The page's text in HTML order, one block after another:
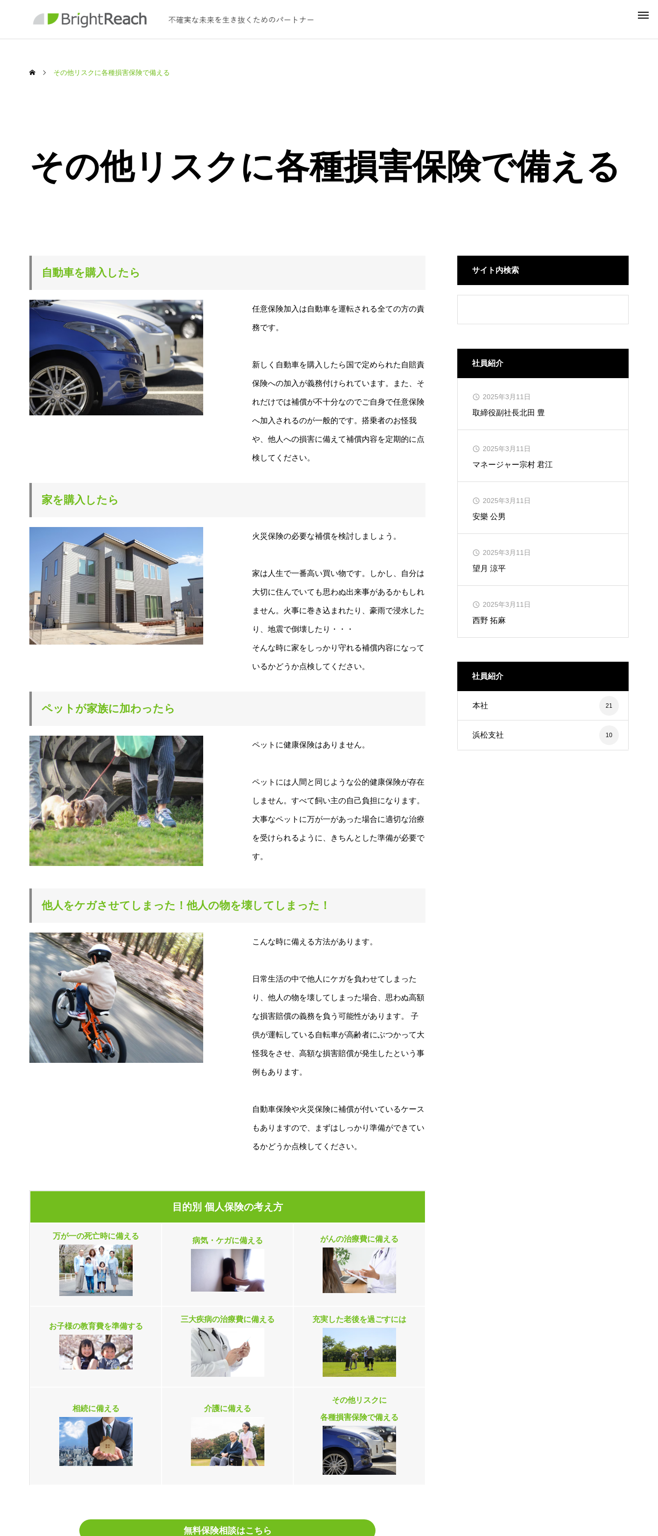
わたしたちの事業について
保険コンサルティ
ング
Insurance Consulting
Real Estate Career Advice
取締役副社長
マネージャー
安樂 公男 望月 涼平
その他リスクに各種損害保険で備える
その他リスクに各種損害保険で備える
自動車を購入したら
任意保険加入は自動車を運転される全ての方の責
務です。
新しく自動車を購入したら国で定められた自賠責
保険への加入が義務付けられています。また、そ
れだけでは補償が不十分なのでご自身で任意保険
へ加入されるのが一般的です。搭乗者のお怪我
や、他人への損害に備えて補償内容を定期的に点
検してください。
家を購入したら
火災保険の必要な補償を検討しましょう。
家は人生で一番高い買い物です。しかし、自分は
大切に住んでいても思わぬ出来事があるかもしれ
ません。火事に巻き込まれたり、豪雨で浸水した
り、地震で倒壊したり・・・
そんな時に家をしっかり守れる補償内容になって
いるかどうか点検してください。
ペットが家族に加わったら
ペットに健康保険はありません。
ペットには人間と同じような公的健康保険が存在
しません。すべて飼い主の自己負担になります。
大事なペットに万が一があった場合に適切な治療
を受けられるように、きちんとした準備が必要で
す。
他人をケガさせてしまった！他人の物を壊してしまった！
こんな時に備える方法があります。
日常生活の中で他人にケガを負わせてしまった
り、他人の物を壊してしまった場合、思わぬ高額
な損害賠償の義務を負う可能性があります。 子
供が運転している自転車が高齢者にぶつかって大
怪我をさせ、高額な損害賠償が発生したという事
例もあります。
自動車保険や火災保険に補償が付いているケース
もありますので、まずはしっかり準備ができてい
るかどうか点検してください。
目的別 個人保険の考え方
万が一の死亡時に備える
病気・ケガに備える がんの治療費に備える
お子様の教育費を準備する
三大疾病の治療費に備える 充実した老後を過ごすには
相続に備える 介護に備える
その他リスクに
各種損害保険で備える
無料保険相談はこちら
サイト内検索
社員紹介
取締役副社長北田 豊
2025年3月11日
マネージャー宗村 君江
2025年3月11日
安樂 公男
2025年3月11日
望月 涼平
2025年3月11日
西野 拓麻
2025年3月11日
社員紹介
本社 21
浜松支社 10